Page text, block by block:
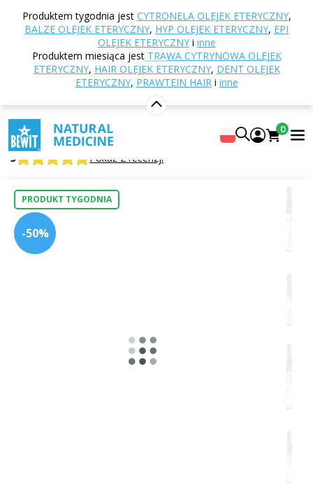
Produktem tygodnia jest CYTRONELA OLEJEK ETERYCZNY,
BALZE OLEJEK ETERYCZNY, HYP OLEJEK ETERYCZNY, EPI
OLEJEK ETERYCZNYi inne
Produktem miesiąca jest TRAWA CYTRYNOWA OLEJEK
ETERYCZNY, HAIR OLEJEK ETERYCZNY, DENT OLEJEK
ETERYCZNY, PRAWTEIN HAIRi inne
0
Strona główna
eteryczne
Mieszanki olejków eterycznych
Balze
Balze olejek eteryczny
100% czysta i naturalna mieszanka olejków eterycznych
CTEO®
5 Pokaż 2 recenzji
PRODUKT TYGODNIA
-50%